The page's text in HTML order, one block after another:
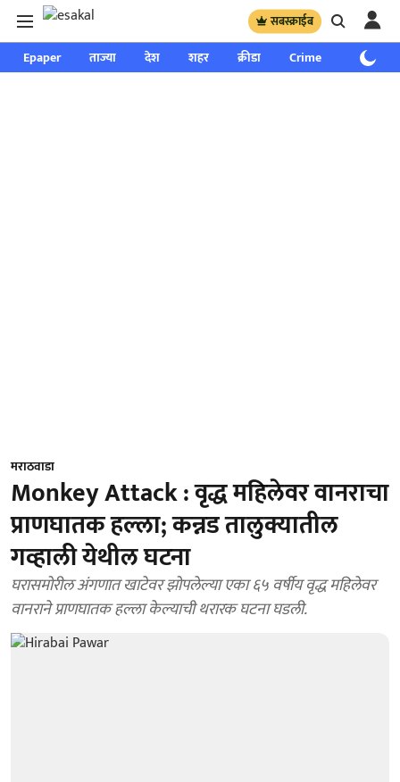
सबस्क्राईब
Epaper ताज्या देश शहर क्रीडा Crime साप्ताहिक
मराठवाडा
Monkey Attack : वृद्ध महिलेवर वानराचा
प्राणघातक हल्ला; कन्नड तालुक्यातील
गव्हाली येथील घटना
घरासमोरील अंगणात खाटेवर झोपलेल्या एका ६५ वर्षीय वृद्ध महिलेवर
वानराने प्राणघातक हल्ला केल्याची थरारक घटना घडली.